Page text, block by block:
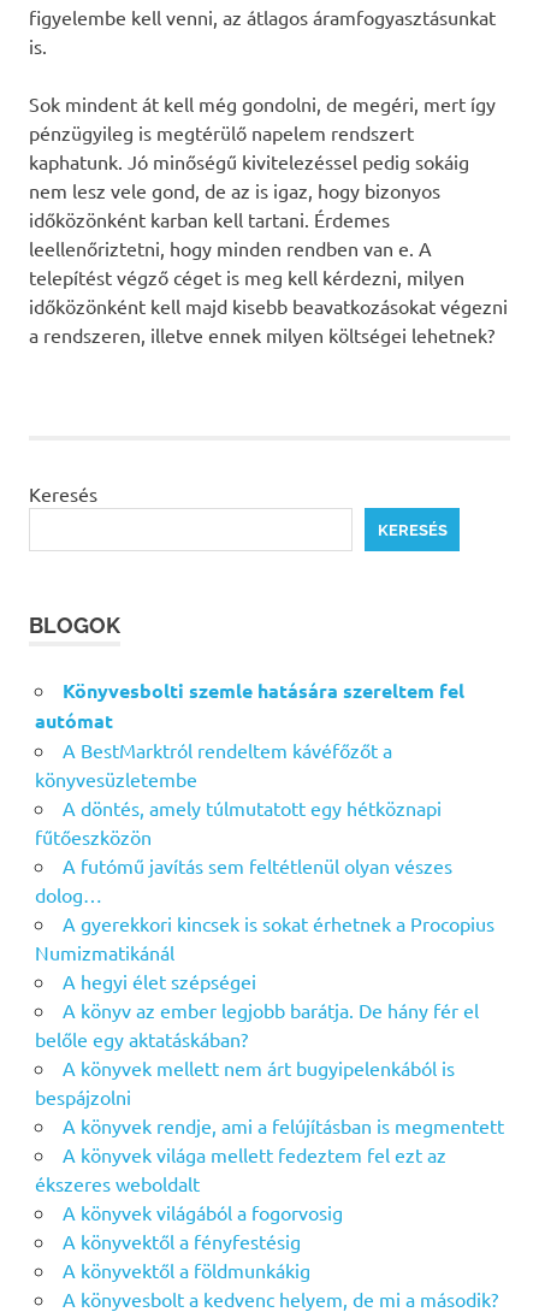
figyelembe kell venni, az átlagos áramfogyasztásunkat
is.
Sok mindent át kell még gondolni, de megéri, mert így
pénzügyileg is megtérülő napelem rendszert
kaphatunk. Jó minőségű kivitelezéssel pedig sokáig
nem lesz vele gond, de az is igaz, hogy bizonyos
időközönként karban kell tartani. Érdemes
leellenőriztetni, hogy minden rendben van e. A
telepítést végző céget is meg kell kérdezni, milyen
időközönként kell majd kisebb beavatkozásokat végezni
a rendszeren, illetve ennek milyen költségei lehetnek?
Keresés
KERESÉS
BLOGOK
Könyvesbolti szemle hatására szereltem fel
autómat
A BestMarktról rendeltem kávéfőzőt a
könyvesüzletembe
A döntés, amely túlmutatott egy hétköznapi
fűtőeszközön
A futómű javítás sem feltétlenül olyan vészes
dolog…
A gyerekkori kincsek is sokat érhetnek a Procopius
Numizmatikánál
A hegyi élet szépségei
A könyv az ember legjobb barátja. De hány fér el
belőle egy aktatáskában?
A könyvek mellett nem árt bugyipelenkából is
bespájzolni
A könyvek rendje, ami a felújításban is megmentett
A könyvek világa mellett fedeztem fel ezt az
ékszeres weboldalt
A könyvek világából a fogorvosig
A könyvektől a fényfestésig
A könyvektől a földmunkákig
A könyvesbolt a kedvenc helyem, de mi a második?